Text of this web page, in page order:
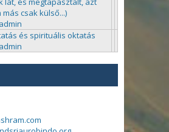
csak külső...)
és spirituális oktatás